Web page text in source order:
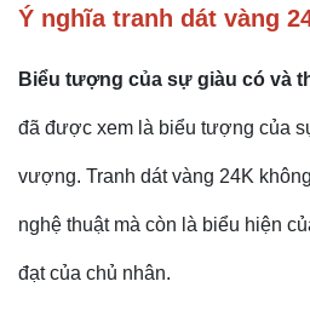
Ý nghĩa tranh dát vàng
Biểu tượng của sự giàu có và
đã được xem là biểu tượng của
vượng. Tranh dát vàng 24K
nghệ thuật mà còn là biểu hiện
đạt của chủ nhân.